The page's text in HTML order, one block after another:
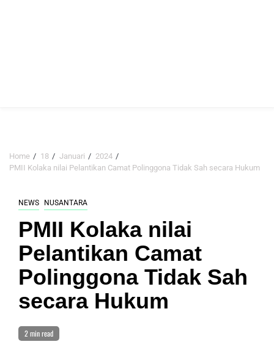
Home 18 Januari
2024
PMII Kolaka nilai Pelantikan Camat Polinggona Tidak Sah secara Hukum
NEWS NUSANTARA
PMII Kolaka nilai
Pelantikan Camat
Polinggona Tidak Sah
secara Hukum
2 min read